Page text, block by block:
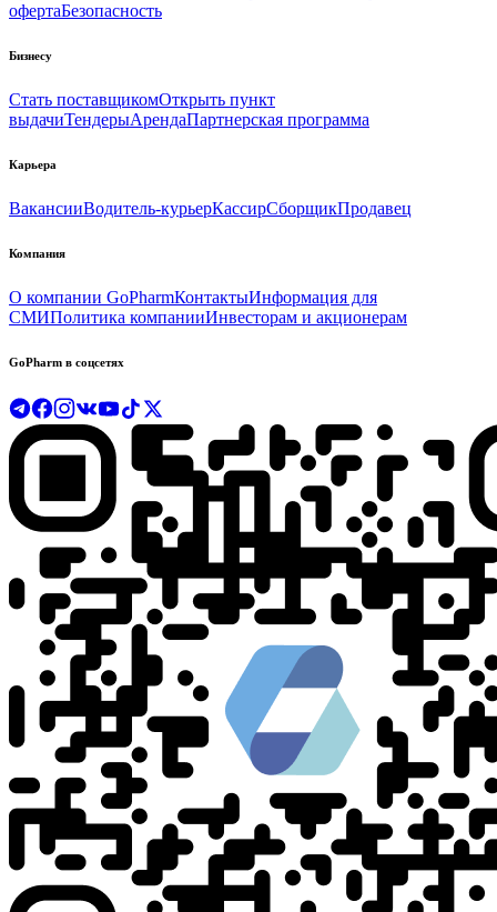
офертаБезопасность
Бизнесу
Стать поставщикомОткрыть пункт
выдачиТендерыАрендаПартнерская программа
Карьера
ВакансииВодитель-курьерКассирСборщикПродавец
Компания
О компании GoPharmКонтактыИнформация для
СМИПолитика компанииИнвесторам и акционерам
GoPharm в соцсетях